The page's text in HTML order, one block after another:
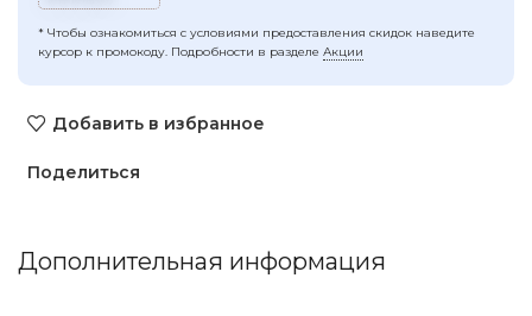
* Чтобы ознакомиться с условиями предоставления скидок наведите
курсор к промокоду. Подробности в разделе Акции
Добавить в избранное
Поделиться
Дополнительная информация